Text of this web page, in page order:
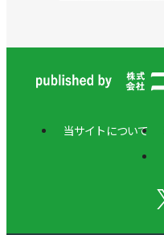
当サイトについて